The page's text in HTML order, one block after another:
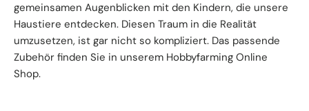
gemeinsamen Augenblicken mit den Kindern, die unsere
Haustiere entdecken. Diesen Traum in die Realität
umzusetzen, ist gar nicht so kompliziert. Das passende
Zubehör finden Sie in unserem Hobbyfarming Online
Shop.